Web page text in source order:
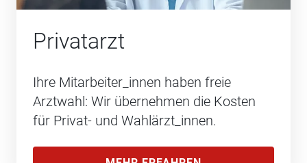
Privatarzt
Ihre Mitarbeiter_innen haben freie
Arztwahl: Wir übernehmen die Kosten
für Privat- und Wahlärzt_innen.